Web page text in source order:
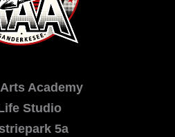
Academy
Studio
5a